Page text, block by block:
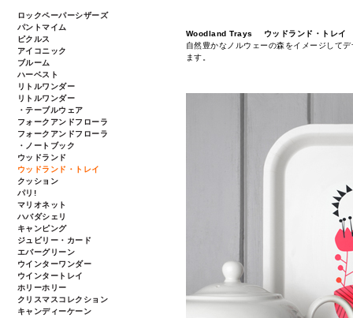
ロックペーパーシザーズ
パントマイム
ピクルス
アイコニック
ブルーム
ハーベスト
リトルワンダー
リトルワンダー
・テーブルウェア
フォークアンドフローラ
フォークアンドフローラ
・ノートブック
ウッドランド
ウッドランド・トレイ
クッション
パリ!
マリオネット
ハバダシェリ
キャンピング
ジュビリー・カード
エバーグリーン
ウインターワンダー
ウインタートレイ
ホリーホリー
クリスマスコレクション
キャンディーケーン
Woodland Trays ウッドランド・トレイ
自然豊かなノルウェーの森をイメージして
ます。